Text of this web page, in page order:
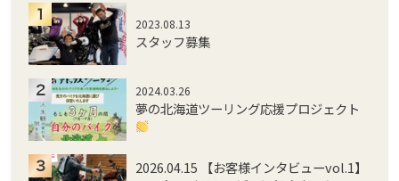
2023.08.13
スタッフ募集
2024.03.26
夢の北海道ツーリング応援プロジェクト
2026.04.15 【お客様インタビューvol.1】